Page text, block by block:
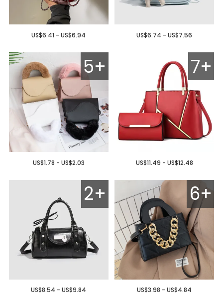
US$6.41 - US$6.94 US$6.74 - US$7.56
5+
US$1.78 - US$2.03
7+
US$11.49 - US$12.48
2+
US$8.54 - US$9.84
6+
US$3.98 - US$4.84